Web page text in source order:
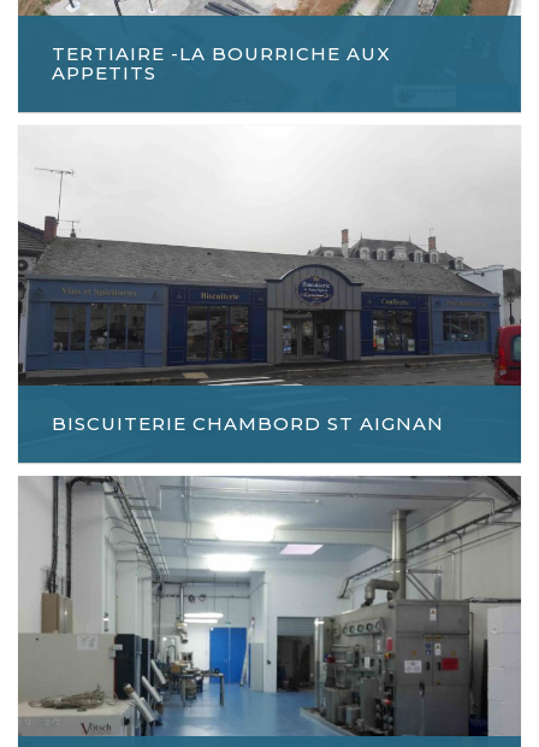
TERTIAIRE -LA BOURRICHE AUX
APPETITS
BISCUITERIE CHAMBORD ST AIGNAN